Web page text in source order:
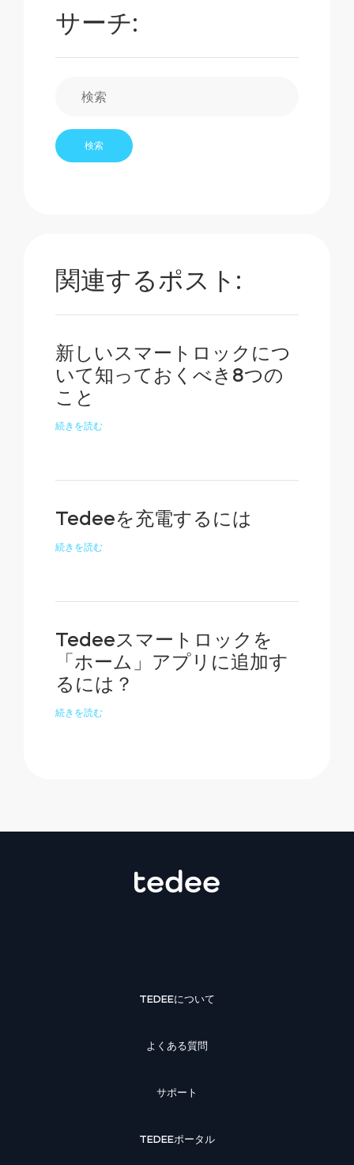
サーチ:
関連するポスト:
新しいスマートロックにつ
いて知っておくべき8つの
こと
続きを読む
Tedeeを充電するには
続きを読む
Tedeeスマートロックを
「ホーム」アプリに追加す
るには？
続きを読む
TEDEEについて
よくある質問
サポート
TEDEEポータル